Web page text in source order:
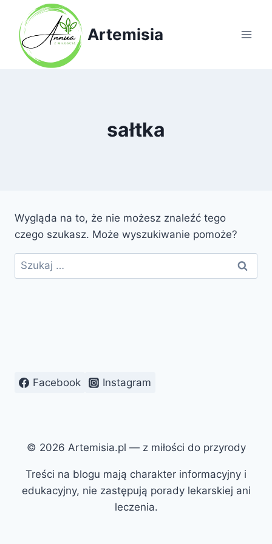
Przejdź
treści
Artemisia
sałtka
Wygląda na to, że nie możesz znaleźć tego
czego szukasz. Może wyszukiwanie pomoże?
Szukaj:
Facebook Instagram
© 2026 Artemisia.pl — z miłości do przyrody
Treści na blogu mają charakter informacyjny i
edukacyjny, nie zastępują porady lekarskiej ani
leczenia.